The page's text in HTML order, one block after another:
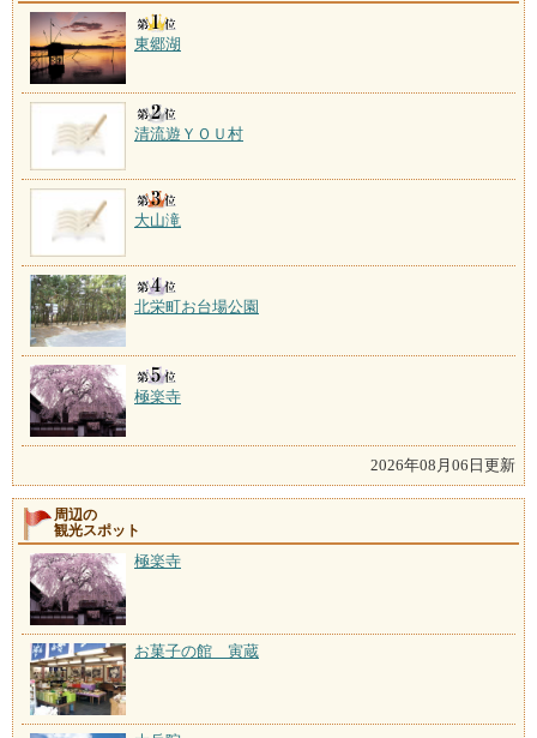
東郷湖
清流遊ＹＯＵ村
大山滝
北栄町お台場公園
極楽寺
2026年08月06日更新
周辺の
観光スポット
極楽寺
お菓子の館 寅蔵